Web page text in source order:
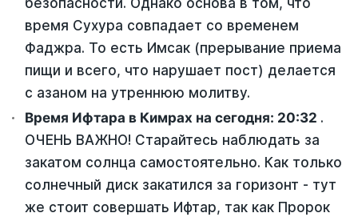
безопасности. Однако основа в том, что
время Сухура совпадает со временем
Фаджра. То есть Имсак (прерывание приема
пищи и всего, что нарушает пост) делается
с азаном на утреннюю молитву.
Время Ифтара в Кимрах на сегодня: 20:32 .
ОЧЕНЬ ВАЖНО! Старайтесь наблюдать за
закатом солнца самостоятельно. Как только
солнечный диск закатился за горизонт - тут
же стоит совершать Ифтар, так как Пророк